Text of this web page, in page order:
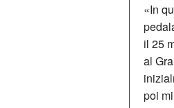
«In
il 25
al
poi